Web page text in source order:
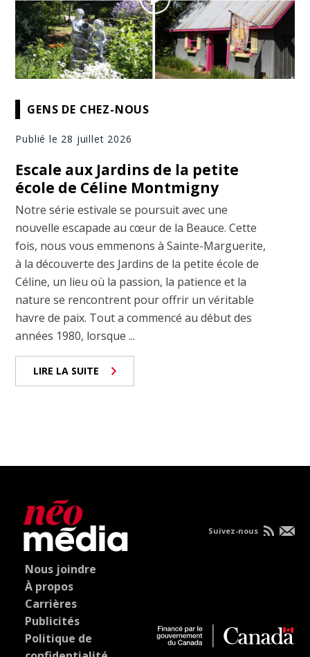
GENS DE CHEZ-NOUS
Publié le 28 juillet 2026
Escale aux Jardins de la petite
école de Céline Montmigny
Notre série estivale se poursuit avec une
nouvelle escapade au cœur de la Beauce. Cette
fois, nous vous emmenons à Sainte-Marguerite,
à la découverte des Jardins de la petite école de
Céline, un lieu où la passion, la patience et la
nature se rencontrent pour offrir un véritable
havre de paix. Tout a commencé au début des
années 1980, lorsque ...
LIRE LA SUITE
Nous joindre
À propos
Carrières
Publicités
Politique de
Suivez-nous